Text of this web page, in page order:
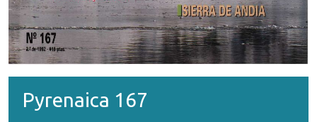
Pyrenaica 167